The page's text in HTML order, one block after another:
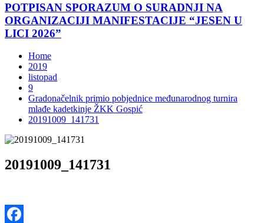
POTPISAN SPORAZUM O SURADNJI NA
ORGANIZACIJI MANIFESTACIJE “JESEN U
LICI 2026”
Home
2019
listopad
9
Gradonačelnik primio pobjednice međunarodnog turnira
mlađe kadetkinje ŽKK Gospić
20191009_141731
20191009_141731